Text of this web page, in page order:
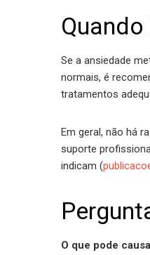
Se a ansiedade
normais, é
tratamentos
Em geral, não há
suporte
indicam (
O que pode